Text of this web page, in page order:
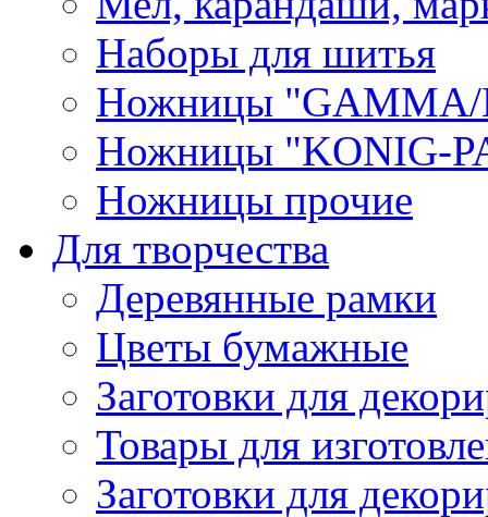
Наборы для шитья
Ножницы "GAMMA/
Ножницы "KONIG-
Ножницы прочие
Для творчества
Деревянные рамки
Цветы бумажные
Заготовки для
Товары для
Заготовки для